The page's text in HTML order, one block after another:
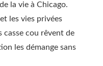
la vie à Chicago.
les vies privées
casse cou rêvent de
les démange sans